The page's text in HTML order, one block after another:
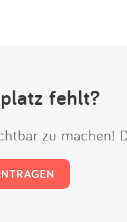
fehlt?
zu machen!